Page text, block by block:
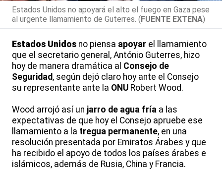
Estados Unidos no apoyará el alto el fuego en Gaza pese
al urgente llamamiento de Guterres. (FUENTE EXTENA)
Estados Unidos no piensa apoyar el llamamiento
que el secretario general, António Guterres, hizo
hoy de manera dramática al Consejo de
Seguridad, según dejó claro hoy ante el Consejo
su representante ante la ONU Robert Wood.
Wood arrojó así un jarro de agua fría a las
expectativas de que hoy el Consejo apruebe ese
llamamiento a la tregua permanente, en una
resolución presentada por Emiratos Árabes y que
ha recibido el apoyo de todos los países árabes e
islámicos, además de Rusia, China y Francia.